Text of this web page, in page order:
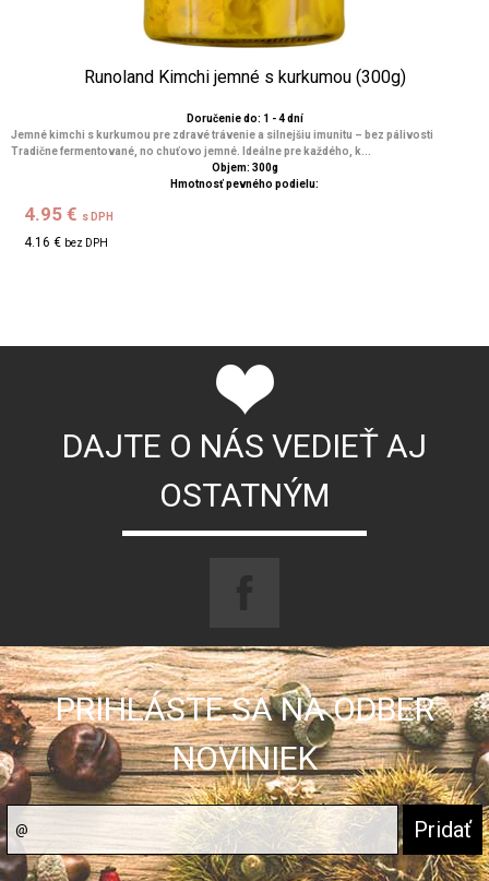
Runoland Kimchi jemné s kurkumou (300g)
Doručenie do: 1 - 4 dní
Jemné kimchi s kurkumou pre zdravé trávenie a silnejšiu imunitu – bez pálivosti
Tradične fermentované, no chuťovo jemné. Ideálne pre každého, k...
Objem: 300g
Hmotnosť pevného podielu:
4.95 € s DPH
4.16 € bez DPH
DAJTE O NÁS VEDIEŤ AJ
OSTATNÝM
PRIHLÁSTE SA NA ODBER
NOVINIEK